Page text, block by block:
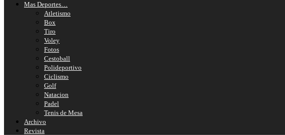
Mas Deportes…
Atletismo
Box
Tiro
Voley
Fotos
Cestoball
Polideportivo
Ciclismo
Golf
Natacion
Padel
Tenis de Mesa
Archivo
Revista